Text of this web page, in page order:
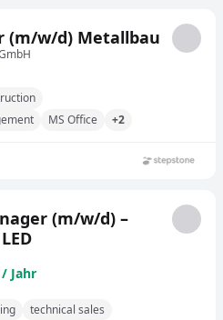
(m/w/d) Metallbau
MS Office +2
(m/w/d) –
/ Jahr
technical sales